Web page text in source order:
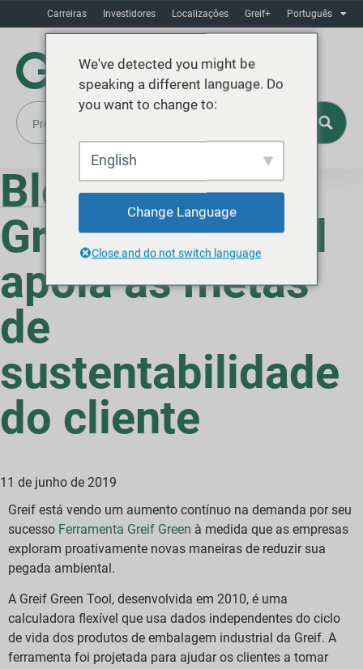
Carreiras Investidores Localizaçôes Greif+ Português
Blog
Greif Green Tool
apoia as metas
de
sustentabilidade
do cliente
11 de junho de 2019
Greif está vendo um aumento contínuo na demanda por seu
sucesso Ferramenta Greif Green à medida que as empresas
exploram proativamente novas maneiras de reduzir sua
pegada ambiental.
A Greif Green Tool, desenvolvida em 2010, é uma
calculadora flexível que usa dados independentes do ciclo
de vida dos produtos de embalagem industrial da Greif. A
ferramenta foi projetada para ajudar os clientes a tomar
We've detected you might be
speaking a different language. Do
you want to change to:
English
Change Language
Close and do not switch language